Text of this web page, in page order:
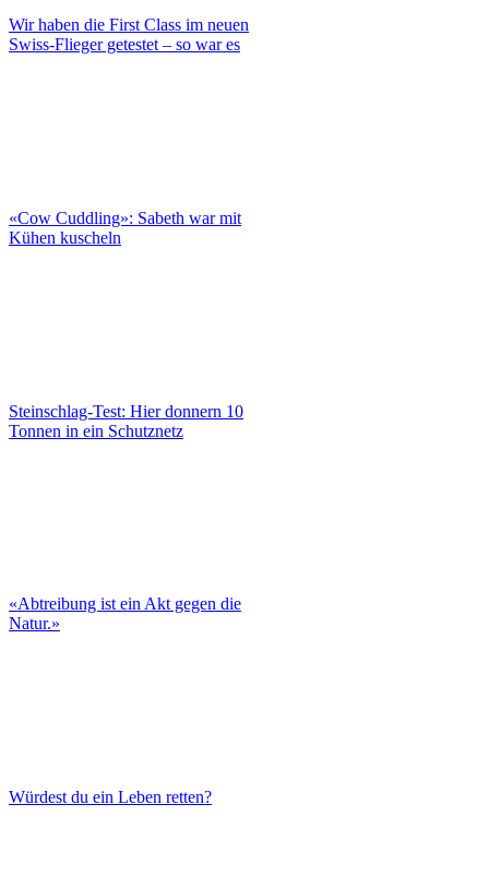
Wir haben die First Class im neuen
Swiss-Flieger getestet – so war es
«Cow Cuddling»: Sabeth war mit
Kühen kuscheln
Steinschlag-Test: Hier donnern 10
Tonnen in ein Schutznetz
«Abtreibung ist ein Akt gegen die
Natur.»
Würdest du ein Leben retten?